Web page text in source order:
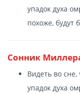
упадок духа
похоже, будут
Cонник
Видеть во
упадок духа